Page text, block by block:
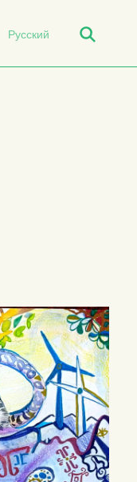
Русский